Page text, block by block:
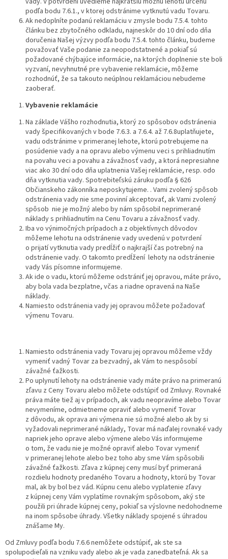
podľa bodu 7.6.1., v ktorej odstránime vytknutú vadu Tovaru.
Ak nedoplníte podanú reklamáciu v zmysle bodu 7.5.4. tohto
článku bez zbytočného odkladu, najneskôr do 10 dní odo dňa
doručenia Našej výzvy podľa bodu 7.5.4. tohto článku, budeme
považovať Vaše podanie za neopodstatnené a pokiaľ sú
požadované chýbajúce informácie, na ktorých doplnenie ste boli
vyzvaní, nevyhnutné pre vybavenie reklamácie, môžeme
rozhodnúť, že sa takouto neúplnou reklamáciou nebudeme
zaoberať.
Vybavenie reklamácie
Na základe Vášho rozhodnutia, ktorý zo spôsobov odstránenia
vady špecifikovaných v bode 7.6.3. a 7.6.4. až 7.6.8uplatňujete,
vadu odstránime v primeranej lehote, ktorú potrebujeme na
posúdenie vady a na opravu alebo výmenu veci s prihliadnutím
na povahu veci a povahu a závažnosť vady, a ktorá nepresiahne
viac ako 30 dní odo dňa uplatnenia Vašej reklamácie, resp. odo
dňa vytknutia vady. Spotrebiteľskú záruku podľa § 626
Občianskeho zákonníka neposkytujeme. . Vami zvolený spôsob
odstránenia vady nie sme povinní akceptovať, ak Vami zvolený
spôsob nie je možný alebo by nám spôsobil neprimerané
náklady s prihliadnutím na Cenu Tovaru a závažnosť vady.
Iba vo výnimočných prípadoch a z objektívnych dôvodov
môžeme lehotu na odstránenie vady uvedenú v potvrdení
o prijatí vytknutia vady predĺžiť o najkrajší čas potrebný na
odstránenie vady. O takomto predĺžení lehoty na odstránenie
vady Vás písomne informujeme.
Ak ide o vadu, ktorú môžeme odstrániť jej opravou, máte právo,
aby bola vada bezplatne, včas a riadne opravená na Naše
náklady.
Namiesto odstránenia vady jej opravou môžete požadovať
výmenu Tovaru.
Namiesto odstránenia vady Tovaru jej opravou môžeme vždy
vymeniť vadný Tovar za bezvadný, ak Vám to nespôsobí
závažné ťažkosti.
Po uplynutí lehoty na odstránenie vady máte právo na primeranú
zľavu z Ceny Tovaru alebo môžete odstúpiť od Zmluvy. Rovnaké
práva máte tiež aj v prípadoch, ak vadu neopravíme alebo Tovar
nevymeníme, odmietneme opraviť alebo vymeniť Tovar
z dôvodu, ak oprava ani výmena nie sú možné alebo ak by si
vyžadovali neprimerané náklady, Tovar má naďalej rovnaké vady
napriek jeho oprave alebo výmene alebo Vás informujeme
o tom, že vadu nie je možné opraviť alebo Tovar vymeniť
v primeranej lehote alebo bez toho aby sme Vám spôsobili
závažné ťažkosti. Zľava z kúpnej ceny musí byť primeraná
rozdielu hodnoty predaného Tovaru a hodnoty, ktorú by Tovar
mal, ak by bol bez vád. Kúpnu cenu alebo vyplatenie zľavy
z kúpnej ceny Vám vyplatíme rovnakým spôsobom, aký ste
použili pri úhrade kúpnej ceny, pokiaľ sa výslovne nedohodneme
na inom spôsobe úhrady. Všetky náklady spojené s úhradou
znášame My.
Od Zmluvy podľa bodu 7.6.6 nemôžete odstúpiť, ak ste sa
spolupodieľali na vzniku vady alebo ak je vada zanedbateľná. Ak sa